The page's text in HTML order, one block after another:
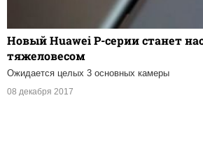
Новый Huawei P-серии станет
тяжеловесом
Ожидается целых 3 основных камеры
08 декабря 2017